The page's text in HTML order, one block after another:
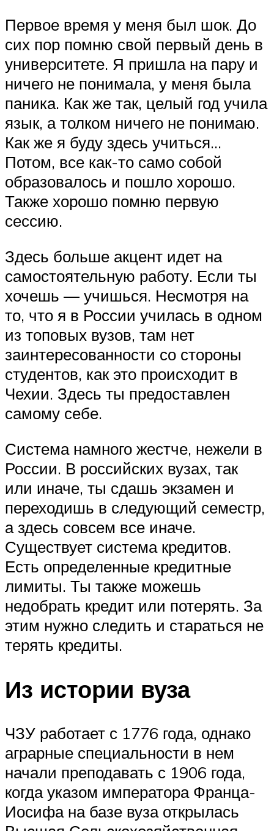
Первое время у меня был шок. До
сих пор помню свой первый день в
университете. Я пришла на пару и
ничего не понимала, у меня была
паника. Как же так, целый год учила
язык, а толком ничего не понимаю.
Как же я буду здесь учиться…
Потом, все как-то само собой
образовалось и пошло хорошо.
Также хорошо помню первую
сессию.
Здесь больше акцент идет на
самостоятельную работу. Если ты
хочешь — учишься. Несмотря на
то, что я в России училась в одном
из топовых вузов, там нет
заинтересованности со стороны
студентов, как это происходит в
Чехии. Здесь ты предоставлен
самому себе.
Система намного жестче, нежели в
России. В российских вузах, так
или иначе, ты сдашь экзамен и
переходишь в следующий семестр,
а здесь совсем все иначе.
Существует система кредитов.
Есть определенные кредитные
лимиты. Ты также можешь
недобрать кредит или потерять. За
этим нужно следить и стараться не
терять кредиты.
Из истории вуза
ЧЗУ работает с 1776 года, однако
аграрные специальности в нем
начали преподавать с 1906 года,
когда указом императора Франца-
Иосифа на базе вуза открылась